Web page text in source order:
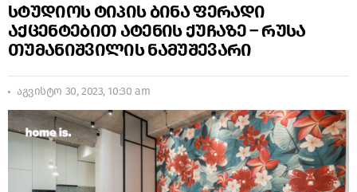
სტუდიოს ტიპის ბინა ფერადი
აქცენტებით ატენის ქუჩაზე – რუსა
თუმანიშვილის ნამუშევარი
აგვისტო 30, 2023, 10:30 am